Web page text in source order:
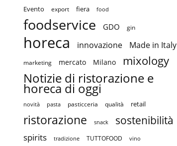
Evento export fiera food
foodservice GDO gin
horeca innovazione Made in Italy
marketing mercato Milano mixology
Notizie di ristorazione e
horeca di oggi
novità pasta pasticceria qualità retail
ristorazione snack sostenibilità
spirits tradizione TUTTOFOOD vino